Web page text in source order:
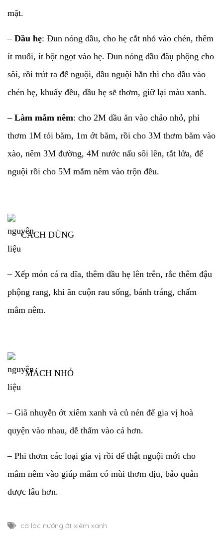
mặt.
– Dầu hẹ: Đun nóng dầu, cho hẹ cắt nhỏ vào chén, thêm
ít muối, ít bột ngọt vào hẹ. Đun nóng dầu đâụ phộng cho
sôi, rồi trút ra để nguội, dầu nguội hẳn thì cho dầu vào
chén hẹ, khuấy đều, dầu hẹ sẽ thơm, giữ lại màu xanh.
– Làm mắm nêm: cho 2M dầu ăn vào chảo nhỏ, phi
thơm 1M tỏi băm, 1m ớt băm, rồi cho 3M thơm băm vào
xào, nêm 3M đường, 4M nước nấu sôi lên, tắt lửa, để
nguội rồi cho 5M mắm nêm vào trộn đều.
CÁCH DÙNG
– Xếp món cá ra dĩa, thêm dầu hẹ lên trên, rắc thêm đậu
phộng rang, khi ăn cuộn rau sống, bánh tráng, chấm
mắm nêm.
MÁCH NHỎ
– Giã nhuyễn ớt xiêm xanh và củ nén để gia vị hoà
quyện vào nhau, dễ thấm vào cá hơn.
– Phi thơm các loại gia vị rồi để thật nguội mới cho
mắm nêm vào giúp mắm có mùi thơm dịu, bảo quản
được lâu hơn.
cá lóc nướng ớt xiêm xanh